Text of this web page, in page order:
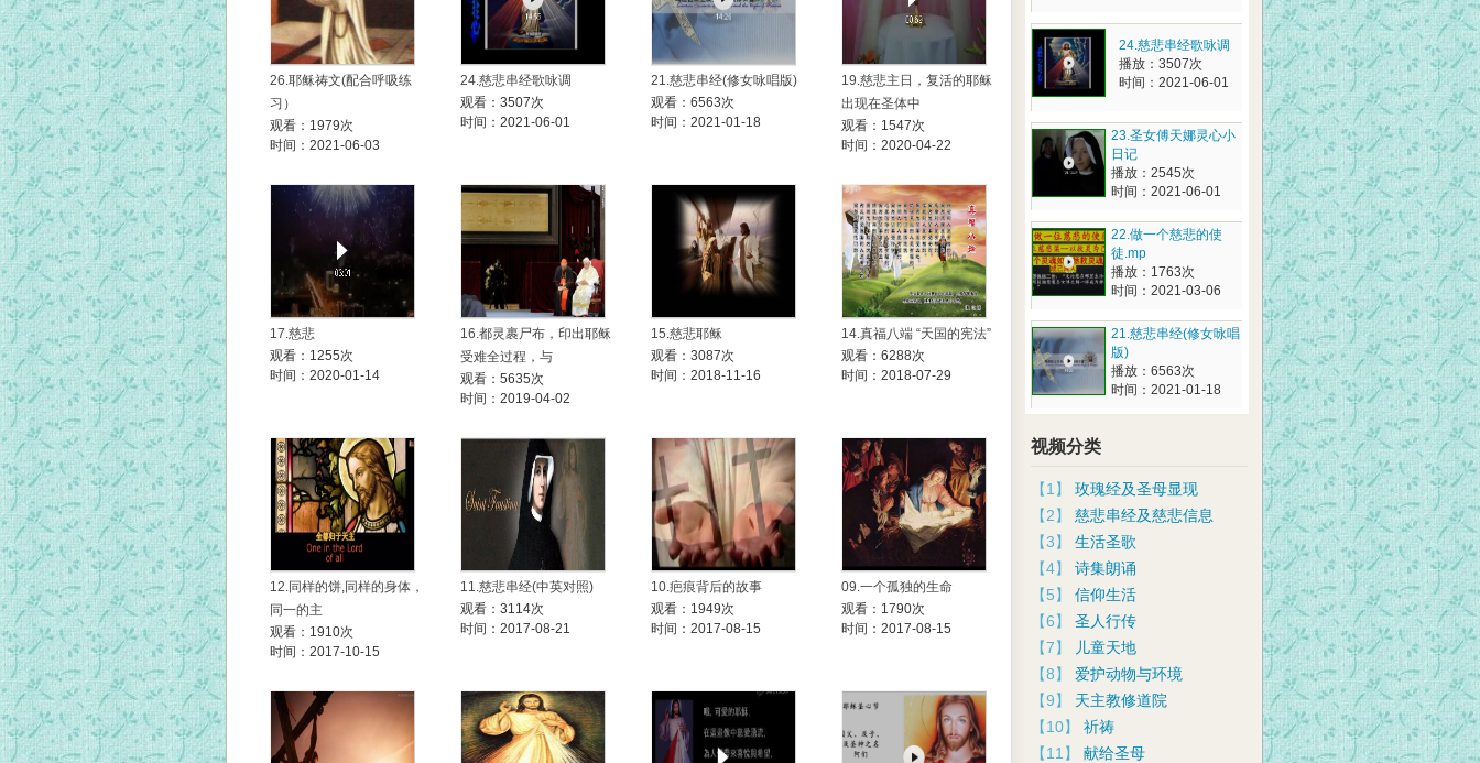
26.耶稣祷文(配合呼吸练
习）
观看：1979次
时间：2021-06-03
24.慈悲串经歌咏调
观看：3507次
时间：2021-06-01
21.慈悲串经(修女咏唱版)
观看：6563次
时间：2021-01-18
19.慈悲主日，复活的耶稣
出现在圣体中
观看：1547次
时间：2020-04-22
17.慈悲
观看：1255次
时间：2020-01-14
16.都灵裹尸布，印出耶稣
受难全过程，与
观看：5635次
时间：2019-04-02
15.慈悲耶稣
观看：3087次
时间：2018-11-16
14.真福八端 “天国的宪法”
观看：6288次
时间：2018-07-29
12.同样的饼,同样的身体，
同一的主
观看：1910次
时间：2017-10-15
11.慈悲串经(中英对照)
观看：3114次
时间：2017-08-21
10.疤痕背后的故事
观看：1949次
时间：2017-08-15
09.一个孤独的生命
观看：1790次
时间：2017-08-15
24.慈悲串经歌咏调
播放：3507次
时间：2021-06-01
23.圣女傅天娜灵心小
日记
播放：2545次
时间：2021-06-01
22.做一个慈悲的使
徒.mp
播放：1763次
时间：2021-03-06
21.慈悲串经(修女咏唱
版)
播放：6563次
时间：2021-01-18
视频分类
【1】 玫瑰经及圣母显现
【2】 慈悲串经及慈悲信息
【3】 生活圣歌
【4】 诗集朗诵
【5】 信仰生活
【6】 圣人行传
【7】
儿童天地
【8】 爱护动物与环境
【9】 天主教修道院
【10】 祈祷
【11】 献给圣母